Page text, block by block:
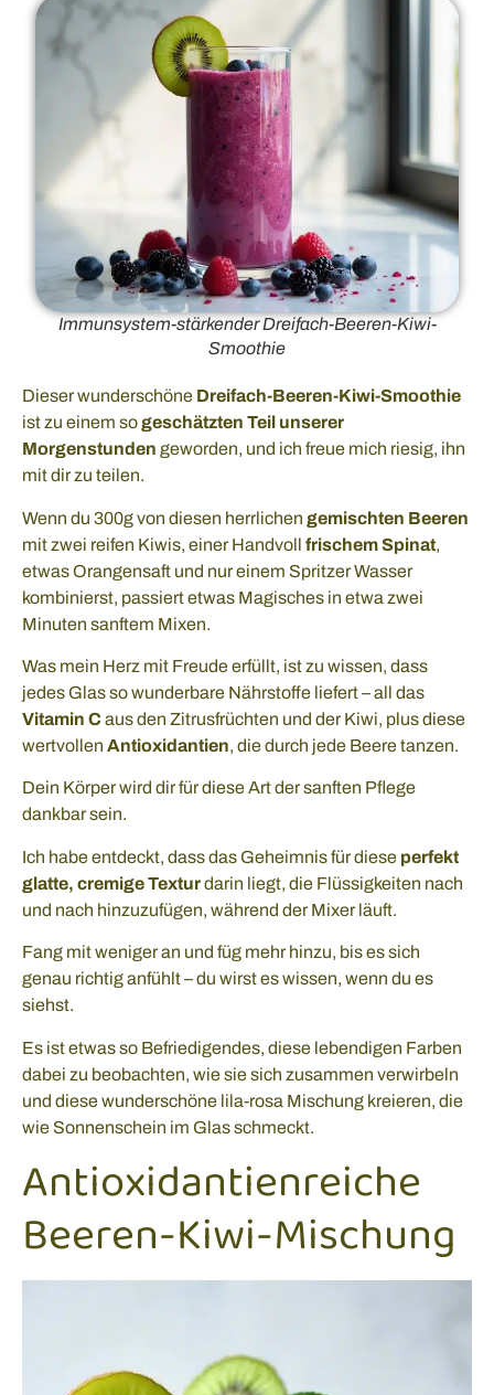
Immunsystem-stärkender Dreifach-Beeren-Kiwi-
Smoothie
Dieser wunderschöne Dreifach-Beeren-Kiwi-Smoothie
ist zu einem sogeschätzten Teil unserer
Morgenstunden geworden, und ich freue mich riesig, ihn
mit dir zu teilen.
Wenn du 300g von diesen herrlichen gemischten Beeren
mit zwei reifen Kiwis, einer Handvoll frischem Spinat,
etwas Orangensaft und nur einem Spritzer Wasser
kombinierst, passiert etwas Magisches in etwa zwei
Minuten sanftem Mixen.
Was mein Herz mit Freude erfüllt, ist zu wissen, dass
jedes Glas so wunderbare Nährstoffe liefert – all das
Vitamin C aus den Zitrusfrüchten und der Kiwi, plus diese
wertvollen Antioxidantien, die durch jede Beere tanzen.
Dein Körper wird dir für diese Art der sanften Pflege
dankbar sein.
Ich habe entdeckt, dass das Geheimnis für diese perfekt
glatte, cremige Texturdarin liegt, die Flüssigkeiten nach
und nach hinzuzufügen, während der Mixer läuft.
Fang mit weniger an und füg mehr hinzu, bis es sich
genau richtig anfühlt – du wirst es wissen, wenn du es
siehst.
Es ist etwas so Befriedigendes, diese lebendigen Farben
dabei zu beobachten, wie sie sich zusammen verwirbeln
und diese wunderschöne lila-rosa Mischung kreieren, die
wie Sonnenschein im Glas schmeckt.
Antioxidantienreiche
Beeren-Kiwi-Mischung